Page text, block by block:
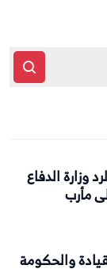
وزارة الدفاع
مأرب
والحكومة